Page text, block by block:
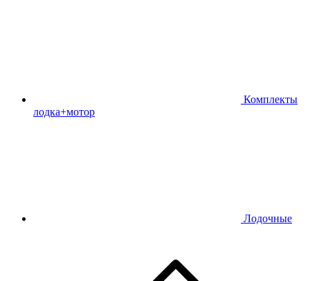
Комплекты
лодка+мотор
Лодочные